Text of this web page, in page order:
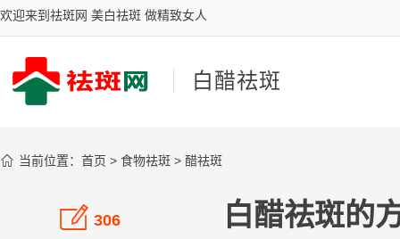
欢迎来到祛斑网 美白祛斑 做精致女人
白醋祛斑
 当前位置： 首页 > 食物祛斑 > 醋祛斑
 306 白醋祛斑的